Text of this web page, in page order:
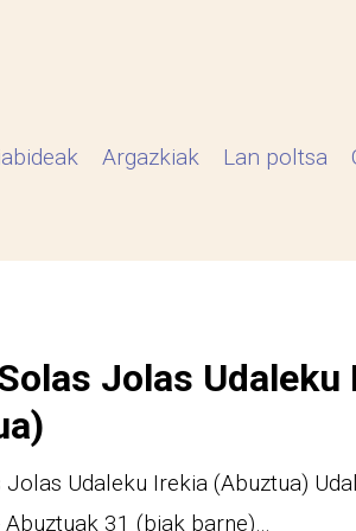
Argazkiak Lan poltsa
Jolas Udaleku
Udaleku Irekia (Abuztua)
31 (biak barne)…